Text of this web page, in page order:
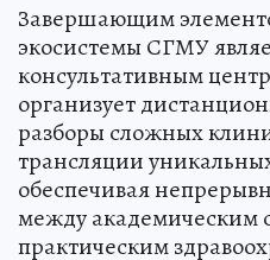
Завершающим
экосистемы СГМУ
консультативным
организует
разборы сложных
трансляции
обеспечивая
между академическим
практическим